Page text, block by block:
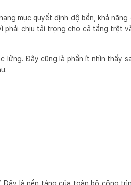
mục quyết định độ bền, khả năng
phải chịu tải trọng cho cả tầng trệt
lửng. Đây cũng là phần ít nhìn thấy
Đây là nền tảng của toàn bộ công